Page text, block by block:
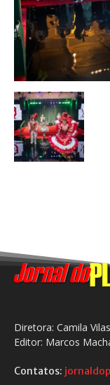
Diretora: Camila
Editor: Marcos
Contatos: